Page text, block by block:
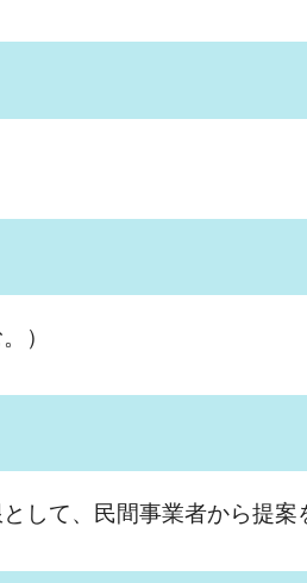
）
して、民間事業者から提案